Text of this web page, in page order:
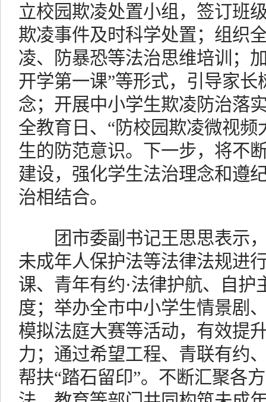
立校园欺凌处置小组，签订班
欺凌事件及时科学处置；组织
凌、防暴恐等法治思维培训；
开学第一课”等形式，引导家
念；开展中小学生欺凌防治落
全教育日、“防校园欺凌微视
生的防范意识。下一步，将不
建设，强化学生法治理念和遵
治相结合。
团市委副书记王思思表示，
未成年人保护法等法律法规进
课、青年有约·法律护航、自
度；举办全市中小学生情景剧
模拟法庭大赛等活动，有效提
力；通过希望工程、青联有约
帮扶“踏石留印”。不断汇聚各